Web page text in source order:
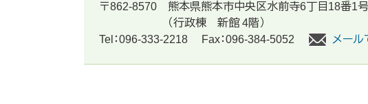
〒862-8570
熊本県熊本市中央区水前寺6丁目18番1号
（行政棟 新館 4階）
Tel：096-333-2218
Fax：096-384-5052 メール